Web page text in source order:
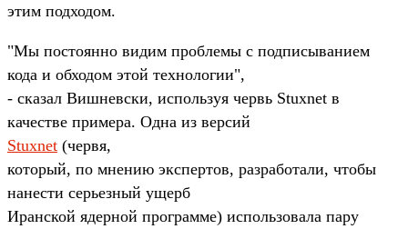
этим подходом.
"Мы постоянно видим проблемы с подписыванием
кода и обходом этой технологии",
- сказал Вишневски, используя червь Stuxnet в
качестве примера. Одна из версий
Stuxnet (червя,
который, по мнению экспертов, разработали, чтобы
нанести серьезный ущерб
Иранской ядерной программе) использовала пару